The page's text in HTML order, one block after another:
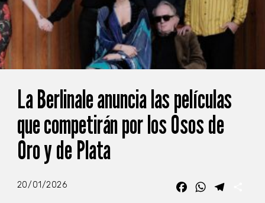
La Berlinale anuncia las películas
que competirán por los Osos de
Oro y de Plata
20/01/2026 FacebookWhatsApp